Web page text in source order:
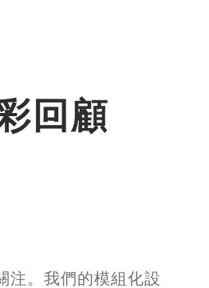
回顧
注。我們的模組化設